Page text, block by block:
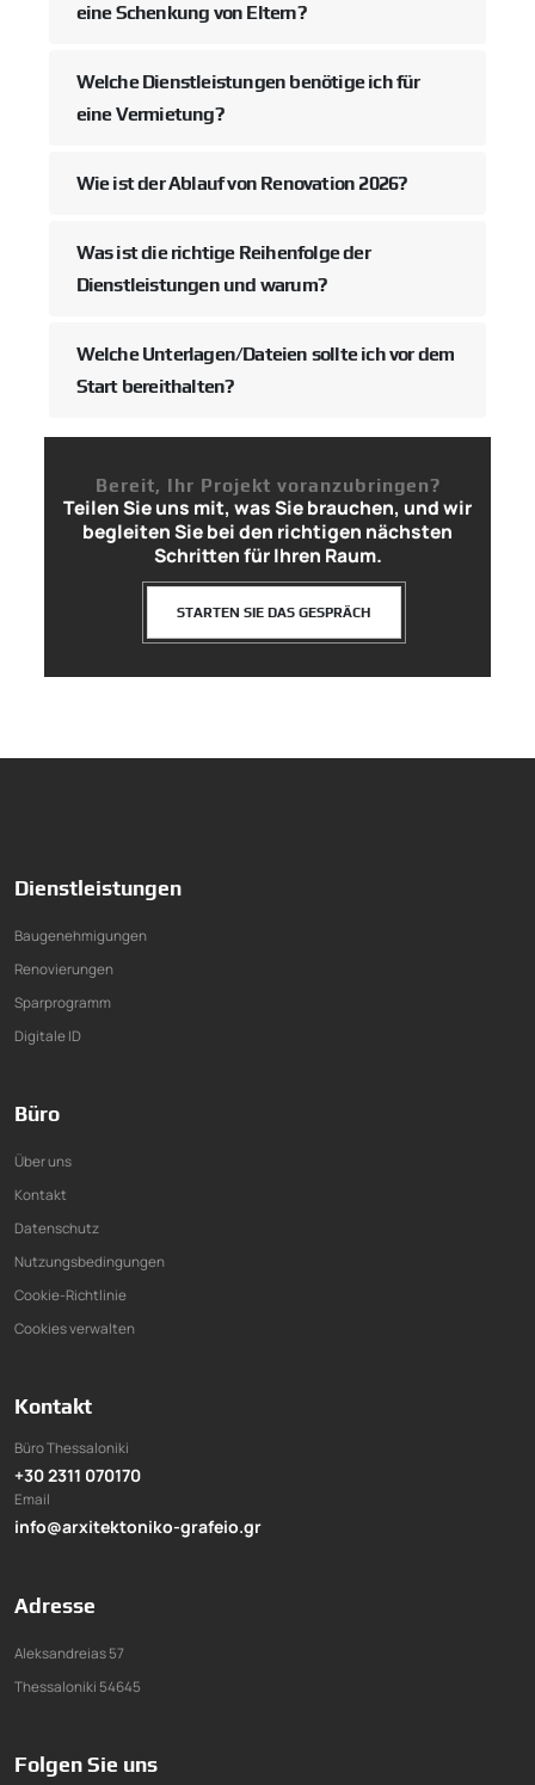
eine Schenkung von Eltern?
Welche Dienstleistungen benötige ich für
eine Vermietung?
Wie ist der Ablauf von Renovation 2026?
Was ist die richtige Reihenfolge der
Dienstleistungen und warum?
Welche Unterlagen/Dateien sollte ich vor dem
Start bereithalten?
Bereit, Ihr Projekt voranzubringen?
Teilen Sie uns mit, was Sie brauchen, und wir
begleiten Sie bei den richtigen nächsten
Schritten für Ihren Raum.
STARTEN SIE DAS GESPRÄCH
Dienstleistungen
Baugenehmigungen
Renovierungen
Sparprogramm
Digitale ID
Büro
Über uns
Kontakt
Datenschutz
Nutzungsbedingungen
Cookie-Richtlinie
Cookies verwalten
Kontakt
Büro Thessaloniki
+30 2311 070170
Email
info@arxitektoniko-grafeio.gr
Adresse
Aleksandreias 57
Thessaloniki 54645
Folgen Sie uns